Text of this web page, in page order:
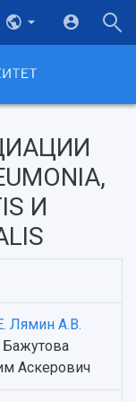
И
Лямин А.В.
Бажутова
Аскерович